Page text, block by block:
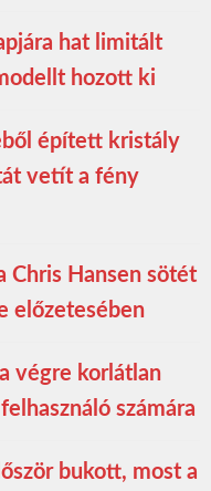
hat limitált
hozott ki
épített kristály
vetít a fény
Chris Hansen sötét
előzetesében
végre korlátlan
számára
bukott, most a